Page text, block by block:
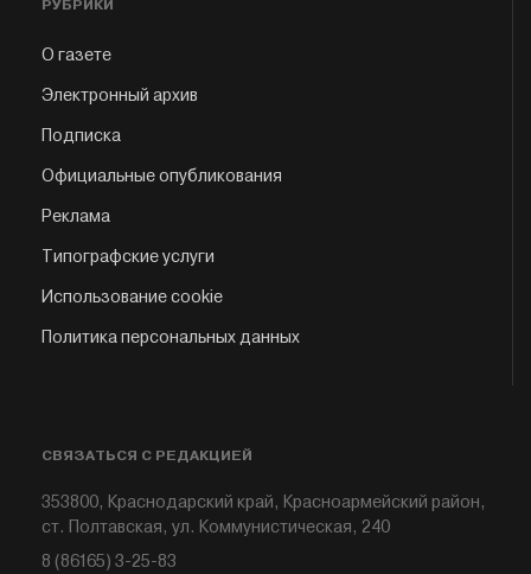
РУБРИКИ
О газете
Электронный архив
Подписка
Официальные опубликования
Реклама
Типографские услуги
Использование cookie
Политика персональных данных
СВЯЗАТЬСЯ С РЕДАКЦИЕЙ
353800, Краснодарский край, Красноармейский район,
ст. Полтавская, ул. Коммунистическая, 240
8 (86165) 3-25-83